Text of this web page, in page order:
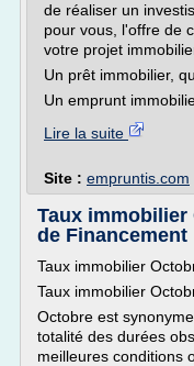
de réaliser un
pour vous, l'offre de
votre projet
Un prêt immobilier,
Un emprunt
Lire la suite
Site : empruntis.com
Taux immobilier
de Financement
Taux immobilier
Taux immobilier
Octobre est
totalité des durées
meilleures conditions